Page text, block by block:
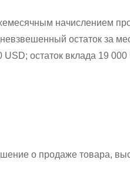
начислением
остаток за
остаток вклада 19 000
о продаже товара,